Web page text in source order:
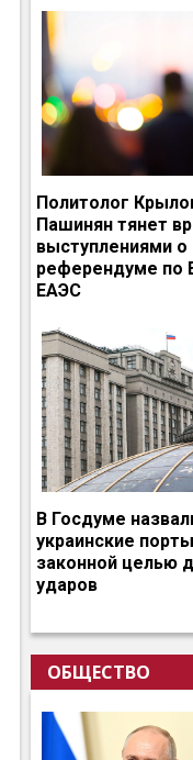
Политолог
Пашинян тянет
выступлениями о
референдуме по
ЕАЭС
В Госдуме
украинские порты
законной целью
ударов
ОБЩЕСТВО